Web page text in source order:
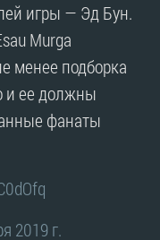
игры — Эд Бун.
Murga
менее подборка
и ее должны
фанаты
2019 г.